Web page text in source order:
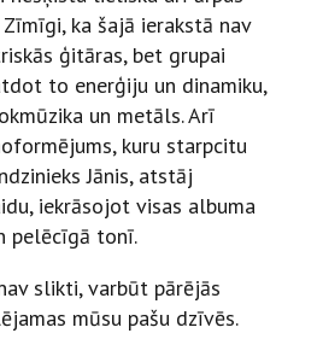
ka šajā ierakstā nav
ģitāras, bet grupai
to enerģiju un dinamiku,
un metāls. Arī
kuru starpcitu
Jānis, atstāj
iekrāsojot visas albuma
pelēcīgā tonī.
slikti, varbūt pārējās
mūsu pašu dzīvēs.